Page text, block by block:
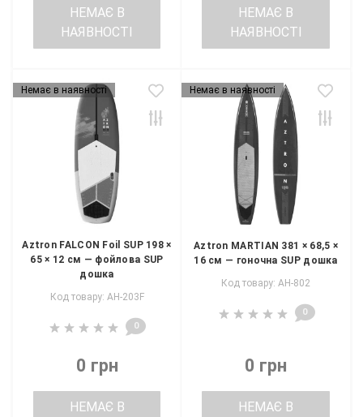
НЕМАЄ В
НАЯВНОСТІ
НЕМАЄ В
НАЯВНОСТІ
Немає в наявності
Aztron FALCON Foil SUP 198 ×
65 × 12 см — фойлова SUP
дошка
Код товару: AH-203F
0
0 грн
НЕМАЄ В
Немає в наявності
Aztron MARTIAN 381 × 68,5 ×
16 см — гоночна SUP дошка
Код товару: AH-802
0
0 грн
НЕМАЄ В